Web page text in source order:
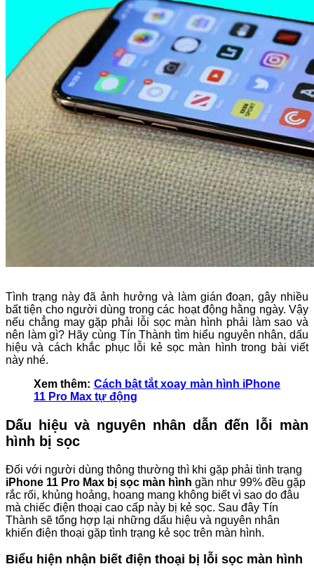
Tình trạng này đã ảnh hưởng và làm gián đoạn, gây nhiều
bất tiện cho người dùng trong các hoạt động hằng ngày. Vậy
nếu chẳng may gặp phải lỗi sọc màn hình phải làm sao và
nên làm gì? Hãy cùng Tín Thành tìm hiểu nguyên nhân, dấu
hiệu và cách khắc phục lỗi kẻ sọc màn hình trong bài viết
này nhé.
Xem thêm: Cách bật tắt xoay màn hình iPhone
11 Pro Max tự động
Dấu hiệu và nguyên nhân dẫn đến lỗi màn
hình bị sọc
Đối với người dùng thông thường thì khi gặp phải tình trạng
iPhone 11 Pro Max bị sọc màn hình gần như 99% đều gặp
rắc rối, khủng hoảng, hoang mang không biết vì sao do đâu
mà chiếc điện thoại cao cấp này bị kẻ sọc. Sau đây Tín
Thành sẽ tổng hợp lại những dấu hiệu và nguyên nhân
khiến điện thoại gặp tình trạng kẻ sọc trên màn hình.
Biểu hiện nhận biết điện thoại bị lỗi sọc màn hình